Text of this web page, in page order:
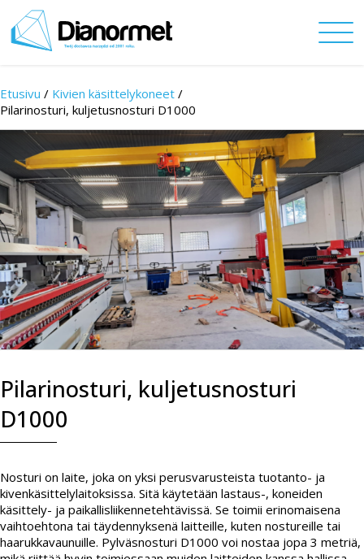
Etusivu / Kivien käsittelykoneet /
Pilarinosturi, kuljetusnosturi D1000
Pilarinosturi, kuljetusnosturi
D1000
Nosturi on laite, joka on yksi perusvarusteista tuotanto- ja
kivenkäsittelylaitoksissa. Sitä käytetään lastaus-, koneiden
käsittely- ja paikallisliikennetehtävissä. Se toimii erinomaisena
vaihtoehtona tai täydennyksenä laitteille, kuten nostureille tai
haarukkavaunuille. Pylväsnosturi D1000 voi nostaa jopa 3 metriä,